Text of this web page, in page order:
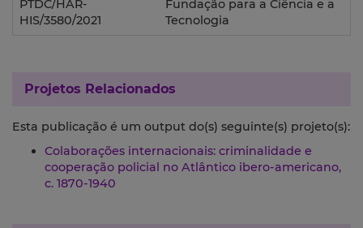
PTDC/HAR-
HIS/3580/2021
Fundação para a Ciência e a
Tecnologia
Projetos Relacionados
Esta publicação é um output do(s) seguinte(s) projeto(s):
Colaborações internacionais: criminalidade e
cooperação policial no Atlântico ibero-americano,
c. 1870-1940